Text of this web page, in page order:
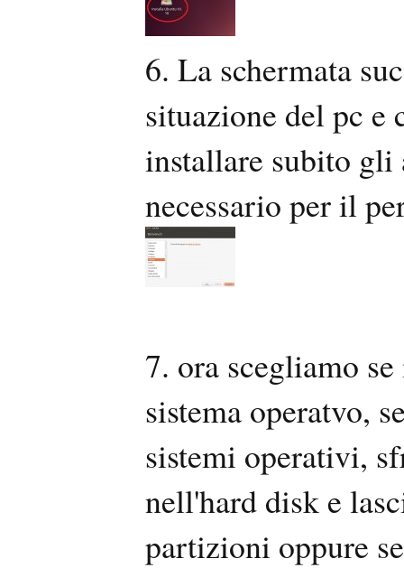
6. La schermata
situazione del pc e
installare subito
necessario per il
7. ora scegliamo
sistema operatvo,
sistemi operativi,
nell'hard disk e
partizioni oppure